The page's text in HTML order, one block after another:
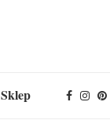
Sklep